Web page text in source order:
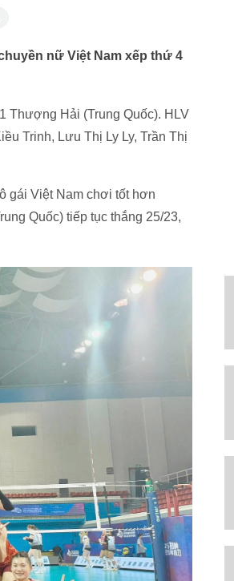
nữ Việt Nam xếp thứ 4
Thượng Hải (Trung Quốc). HLV
Trinh, Lưu Thị Ly Ly, Trần Thị
gái Việt Nam chơi tốt hơn
Quốc) tiếp tục thắng 25/23,